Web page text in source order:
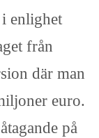
enlighet
från
där man
euro.
på